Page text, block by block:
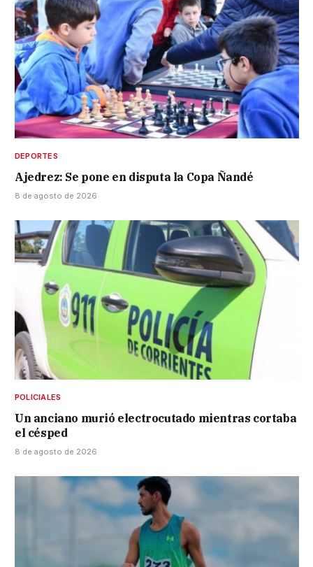
DEPORTES
Ajedrez: Se pone en disputa la Copa Ñandé
8 de agosto de 2026
POLICIALES
Un anciano murió electrocutado mientras cortaba
el césped
8 de agosto de 2026